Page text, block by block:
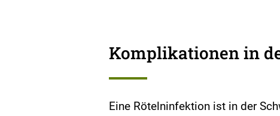
Komplikationen in
Eine Rötelninfektion ist in der